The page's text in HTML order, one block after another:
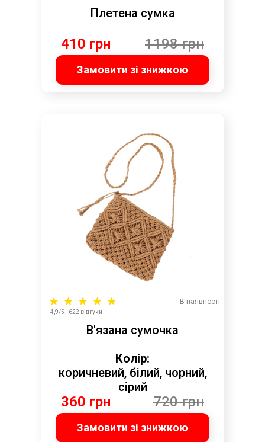
410 грн 1198 грн
Замовити зі знижкою
Плетена сумка
В наявності
Замовити зі знижкою
4,9/5 - 622 відгуки
360 грн 720 грн
В'язана сумочка
Колір:
коричневий, білий, чорний,
сірий